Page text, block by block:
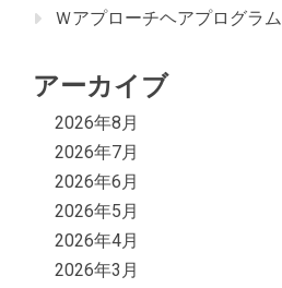
Ｗアプローチヘアプログラム
アーカイブ
2026年8月
2026年7月
2026年6月
2026年5月
2026年4月
2026年3月